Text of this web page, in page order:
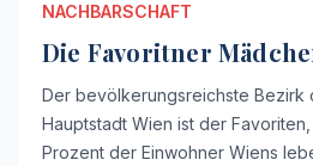
NACHBARSCHAFT
Die Favoritner
Der bevölkerungsreichste Bezirk
Hauptstadt Wien ist der
Prozent der Einwohner Wiens